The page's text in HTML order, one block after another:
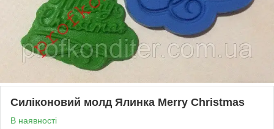
Силіконовий молд Ялинка Merry Christmas
В наявності